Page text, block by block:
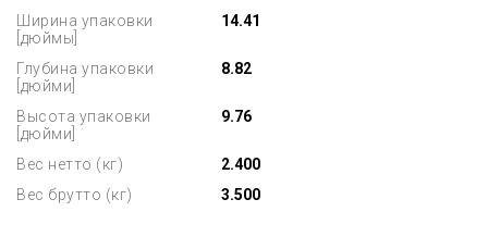
Ширина упаковки
[дюймы]
14.41
Глубина упаковки
[дюйми]
8.82
Высота упаковки
[дюйми]
9.76
Вес нетто (кг)
2.400
Вес брутто (кг)
3.500